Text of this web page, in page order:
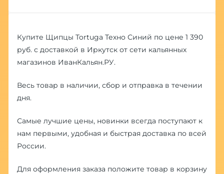
Купите Щипцы Tortuga Техно Синий по цене 1 390
руб. с доставкой в Иркутск от сети кальянных
магазинов ИванКальян.РУ.
Весь товар в наличии, сбор и отправка в течении
дня.
Самые лучшие цены, новинки всегда поступают к
нам первыми, удобная и быстрая доставка по всей
России.
Для оформления заказа положите товар в корзину